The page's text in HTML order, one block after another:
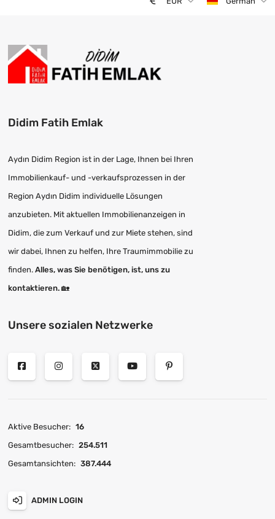
Didim Fatih Emlak
Aydın Didim Region ist in der Lage, Ihnen bei Ihren
Immobilienkauf- und -verkaufsprozessen in der
Region Aydın Didim individuelle Lösungen
anzubieten. Mit aktuellen Immobilienanzeigen in
Didim, die zum Verkauf und zur Miete stehen, sind
wir dabei, Ihnen zu helfen, Ihre Traumimmobilie zu
finden.Alles, was Sie benötigen, ist, uns zu
kontaktieren. 🏡
Unsere sozialen Netzwerke
Aktive Besucher: 16
Gesamtbesucher: 254.511
Gesamtansichten: 387.444
ADMIN LOGIN